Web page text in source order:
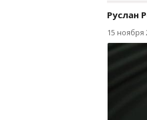
Руслан
15 ноября